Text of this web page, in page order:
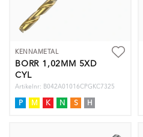
KENNAMETAL
BORR 1,02MM 5XD
CYL
Artikelnr: B042A01016CPGKC7325
P M K N S H